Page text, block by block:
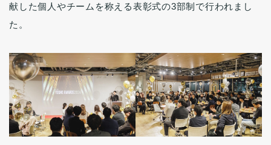
献した個人やチームを称える表彰式の3部制で行われまし
た。